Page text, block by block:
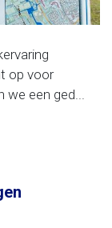
op voor
we een ged...